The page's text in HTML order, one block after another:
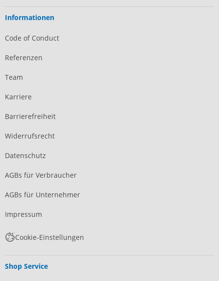
Informationen
Code of Conduct
Referenzen
Team
Karriere
Barrierefreiheit
Widerrufsrecht
Datenschutz
AGBs für Verbraucher
AGBs für Unternehmer
Impressum
Cookie-Einstellungen
Shop Service